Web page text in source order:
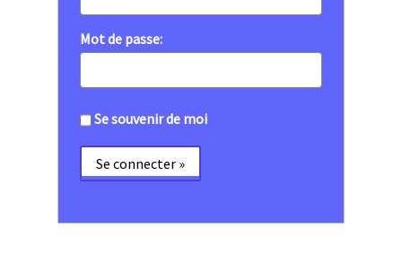
Mot de passe:
Se souvenir de moi